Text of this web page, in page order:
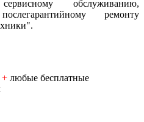
обслуживанию,
ремонту
+ любые бесплатные